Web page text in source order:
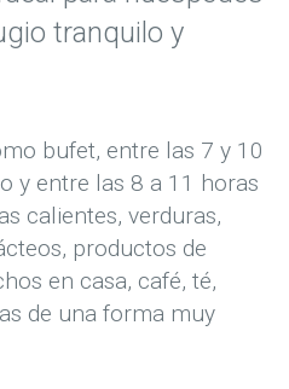
tranquilo y
bufet, entre las 7 y 10
y entre las 8 a 11 horas
calientes, verduras,
productos de
en casa, café, té,
de una forma muy